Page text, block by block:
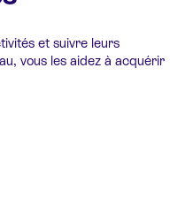
et suivre leurs
vous les aidez à acquérir